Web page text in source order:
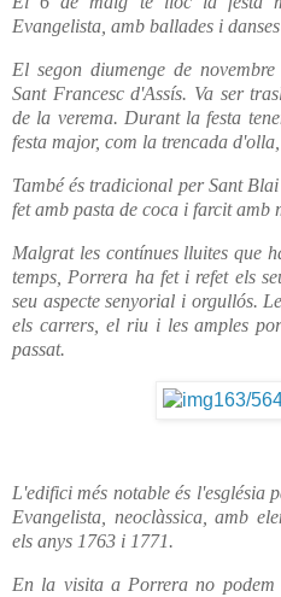
Evangelista, amb ballades i
El segon diumenge de
Sant Francesc d'Assís. Va ser
de la verema. Durant la festa
festa major, com la trencada
També és tradicional per Sant
fet amb pasta de coca i farcit amb
Malgrat les contínues lluites que
temps, Porrera ha fet i refet els
seu aspecte senyorial i orgullós.
els carrers, el riu i les amples
passat.
L'edifici més notable és l'església
Evangelista, neoclàssica, amb
els anys 1763 i 1771.
En la visita a Porrera no